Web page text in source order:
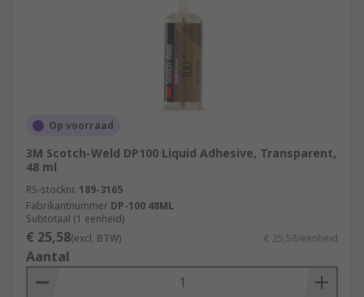
Op voorraad
3M Scotch-Weld DP100 Liquid Adhesive, Transparent,
48 ml
RS-stocknr. 189-3165
Fabrikantnummer DP-100 48ML
Subtotaal (1 eenheid)
€ 25,58(excl. BTW) € 25,58/eenheid
Aantal